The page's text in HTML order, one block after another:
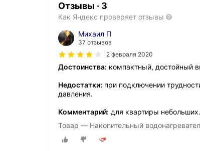
Отзывы · 3
Как Яндекс проверяет отзывы
Михаил П
37 отзывов
2 февраля 2020
Достоинства: компактный, достойный
Недостатки: при подключении
давления.
Комментарий: для квартиры небольших
Товар — Накопительный